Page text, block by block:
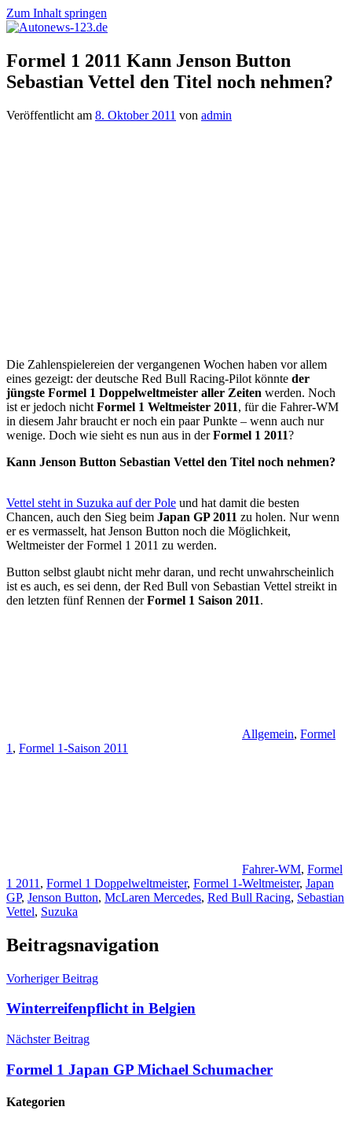
Zum Inhalt springen
Autonews-
123.de
Autonews
mit
Charme
Formel 1 2011 Kann Jenson Button
Sebastian Vettel den Titel noch nehmen?
Veröffentlicht am 8. Oktober 2011 von admin
Die Zahlenspielereien der vergangenen Wochen haben vor allem
eines gezeigt: der deutsche Red Bull Racing-Pilot könnte der
jüngste Formel 1 Doppelweltmeister aller Zeiten werden. Noch
ist er jedoch nicht Formel 1 Weltmeister 2011, für die Fahrer-WM
in diesem Jahr braucht er noch ein paar Punkte – wenn auch nur
wenige. Doch wie sieht es nun aus in derFormel 1 2011?
Kann Jenson Button Sebastian Vettel den Titel noch nehmen?
Vettel steht in Suzuka auf der Pole und hat damit die besten
Chancen, auch den Sieg beim Japan GP 2011 zu holen. Nur wenn
er es vermasselt, hat Jenson Button noch die Möglichkeit,
Weltmeister der Formel 1 2011 zu werden.
Button selbst glaubt nicht mehr daran, und recht unwahrscheinlich
ist es auch, es sei denn, der Red Bull von Sebastian Vettel streikt in
den letzten fünf Rennen derFormel 1 Saison 2011.
Allgemein, Formel
1 , Formel 1-Saison 2011
Fahrer-WM, Formel
1 2011 , Formel 1 Doppelweltmeister, Formel 1-Weltmeister, Japan
GP, Jenson Button, McLaren Mercedes, Red Bull Racing, Sebastian
Vettel, Suzuka
Beitragsnavigation
Vorheriger Beitrag
Winterreifenpflicht in Belgien
Nächster Beitrag
Formel 1 Japan GP Michael Schumacher
Kategorien